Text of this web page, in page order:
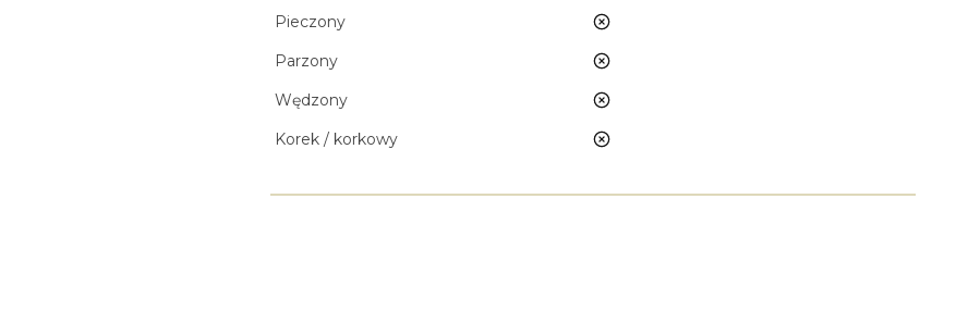
Pieczony
nie
Parzony
nie
Wędzony
nie
Korek / korkowy
nie